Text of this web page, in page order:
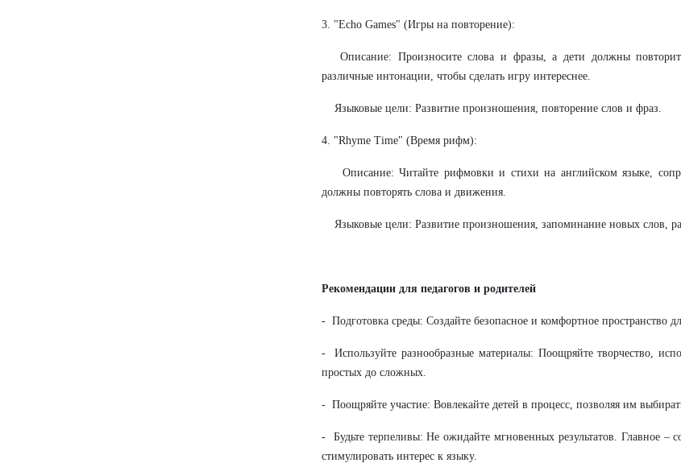
3. "Echo Games" (Игры на повторение):
Описание: Произносите слова и фразы, а дети должны
различные интонации, чтобы сделать игру интереснее.
Языковые цели: Развитие произношения, повторение слов и фраз.
4. "Rhyme Time" (Время рифм):
Описание: Читайте рифмовки и стихи на английском языке,
должны повторять слова и движения.
Языковые цели: Развитие произношения, запоминание новых слов,
Рекомендации для педагогов и родителей
- Подготовка среды: Создайте безопасное и комфортное пространство
- Используйте разнообразные материалы: Поощряйте творчество,
простых до сложных.
- Поощряйте участие: Вовлекайте детей в процесс, позволяя им
- Будьте терпеливы: Не ожидайте мгновенных результатов. Главное –
стимулировать интерес к языку.